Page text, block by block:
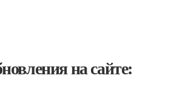
на сайте: